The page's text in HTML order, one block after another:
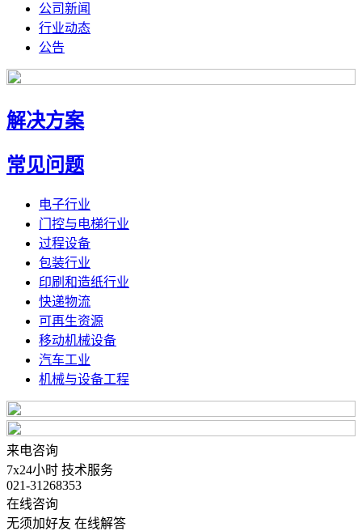
公司新闻
行业动态
公告
解决方案
常见问题
电子行业
门控与电梯行业
过程设备
包装行业
印刷和造纸行业
快递物流
可再生资源
移动机械设备
汽车工业
机械与设备工程
来电咨询
7x24小时 技术服务
021-31268353
在线咨询
无须加好友 在线解答